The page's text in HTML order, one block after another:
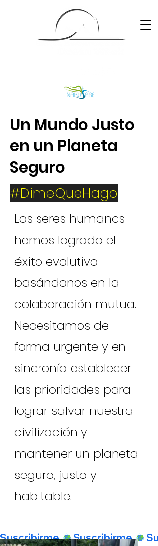
Un Mundo Justo
en un Planeta
Seguro
#DimeQueHago
Los seres humanos
hemos logrado el
éxito evolutivo
basándonos en la
colaboración mutua.
Necesitamos de
forma urgente y en
sincronía establecer
las prioridades para
lograr salvar nuestra
civilización y
mantener un planeta
seguro, justo y
habitable.
Suscribirme